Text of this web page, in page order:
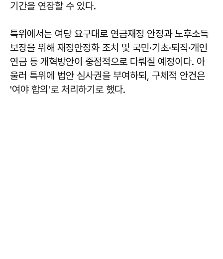
기간을 연장할 수 있다.
특위에서는 여당 요구대로 연금재정 안정과 노후소득
보장을 위해 재정안정화 조치 및 국민·기초·퇴직·개인
연금 등 개혁방안이 중점적으로 다뤄질 예정이다. 아
울러 특위에 법안 심사권을 부여하되, 구체적 안건은
'여야 합의'로 처리하기로 했다.